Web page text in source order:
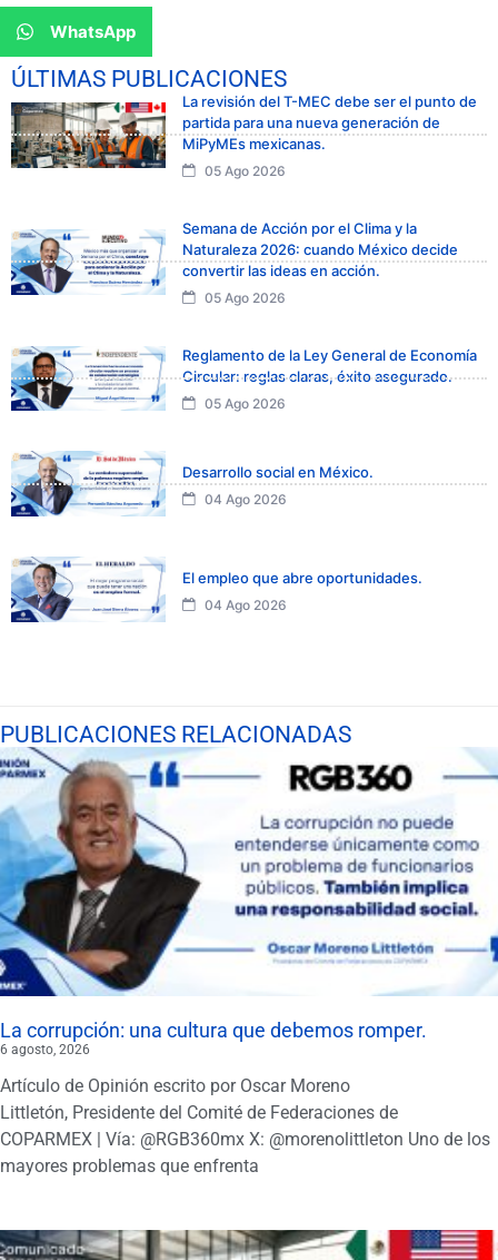
WhatsApp
ÚLTIMAS PUBLICACIONES
La revisión del T-MEC debe ser el punto de
partida para una nueva generación de
MiPyMEs mexicanas.
05 Ago 2026
Semana de Acción por el Clima y la
Naturaleza 2026: cuando México decide
convertir las ideas en acción.
05 Ago 2026
Reglamento de la Ley General de Economía
Circular: reglas claras, éxito asegurado.
05 Ago 2026
Desarrollo social en México.
04 Ago 2026
El empleo que abre oportunidades.
04 Ago 2026
PUBLICACIONES RELACIONADAS
La corrupción: una cultura que debemos romper.
6 agosto, 2026
Artículo de Opinión escrito por Oscar Moreno
Littletón, Presidente del Comité de Federaciones de
COPARMEX | Vía: @RGB360mx X: @morenolittleton Uno de los
mayores problemas que enfrenta